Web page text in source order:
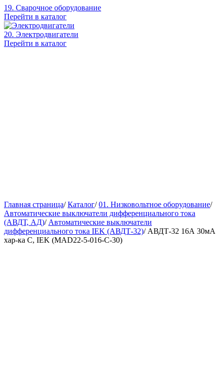
19. Сварочное оборудование
Перейти в каталог
20. Электродвигатели
Перейти в каталог
Главная страница/ Каталог/ 01. Низковольтное оборудование/
Автоматические выключатели дифференциального тока
(АВДТ, АД)/ Автоматические выключатели
дифференциального тока IEK (АВДТ-32)/ АВДТ-32 16А 30мА
хар-ка С, IEK (MAD22-5-016-C-30)